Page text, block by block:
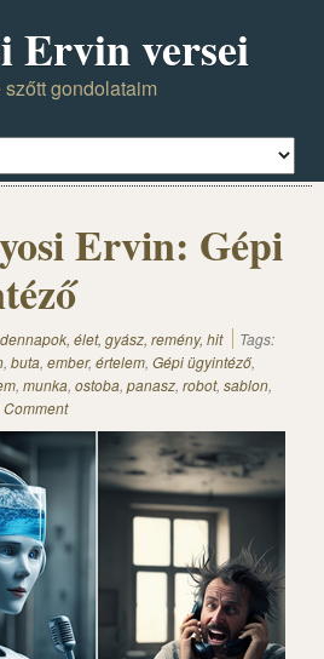
Ervin versei
szőtt gondolataim
Ervin: Gépi
élet, gyász, remény, hit
Tags:
, buta, ember, értelem, Gépi ügyintéző,
, munka, ostoba, panasz, robot, sablon,